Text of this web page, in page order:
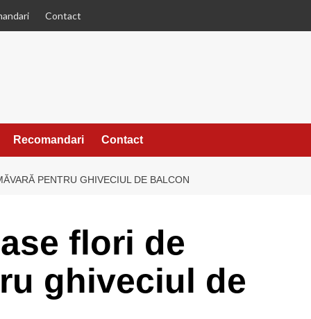
Contact
Recomandari Contact
PENTRU GHIVECIUL DE BALCON
flori de
ghiveciul de